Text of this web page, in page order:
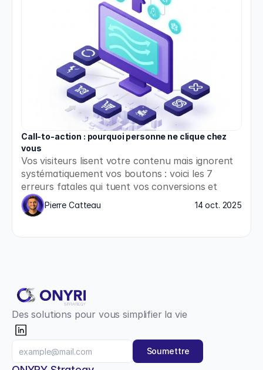
Call-to-action : pourquoi personne ne clique chez
vous
Vos visiteurs lisent votre contenu mais ignorent
systématiquement vos boutons : voici les 7
erreurs fatales qui tuent vos conversions et
comment les corriger immédiatement.
Pierre Catteau 14 oct. 2025
Des solutions pour vous simplifier la vie
Soumettre